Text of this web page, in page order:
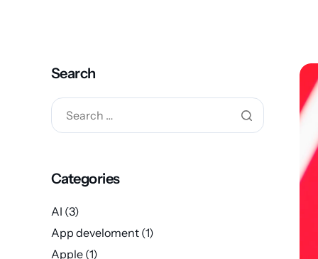
Search
Categories
AI (3)
App develoment (1)
Apple (1)